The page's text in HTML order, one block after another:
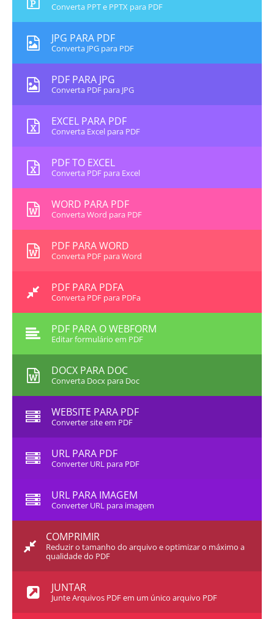
Converta PPT e PPTX para PDF
JPG PARA PDF
Converta JPG para PDF
PDF PARA JPG
Converta PDF para JPG
EXCEL PARA PDF
Converta Excel para PDF
PDF TO EXCEL
Converta PDF para Excel
WORD PARA PDF
Converta Word para PDF
PDF PARA WORD
Converta PDF para Word
PDF PARA PDFA
Converta PDF para PDFa
PDF PARA O WEBFORM
Editar formulário em PDF
DOCX PARA DOC
Converta Docx para Doc
WEBSITE PARA PDF
Converter site em PDF
URL PARA PDF
Converter URL para PDF
URL PARA IMAGEM
Converter URL para imagem
COMPRIMIR
Reduzir o tamanho do arquivo e optimizar o máximo a
qualidade do PDF
JUNTAR
Junte Arquivos PDF em um único arquivo PDF